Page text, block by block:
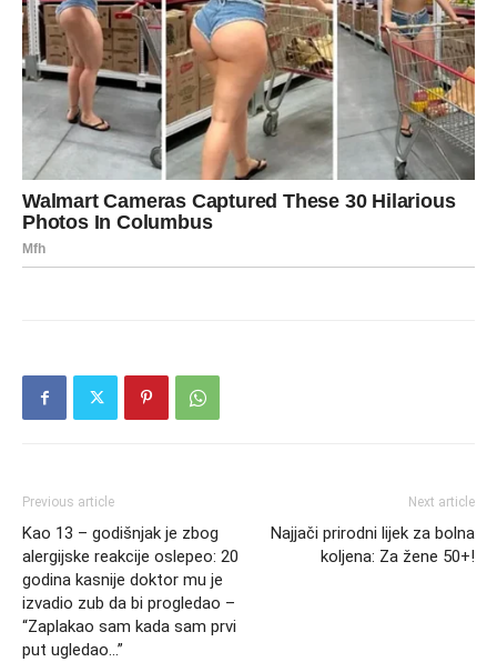
Previous article
Kao 13 – godišnjak je zbog
alergijske reakcije oslepeo: 20
godina kasnije doktor mu je
izvadio zub da bi progledao –
“Zaplakao sam kada sam prvi
put ugledao…”
Next article
Najjači prirodni lijek za bolna
koljena: Za žene 50+!